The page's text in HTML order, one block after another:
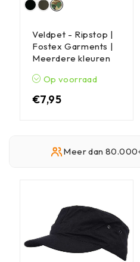
Veldpet - Ripstop |
Fostex Garments |
Meerdere kleuren
Op voorraad
€7,95
Meer dan